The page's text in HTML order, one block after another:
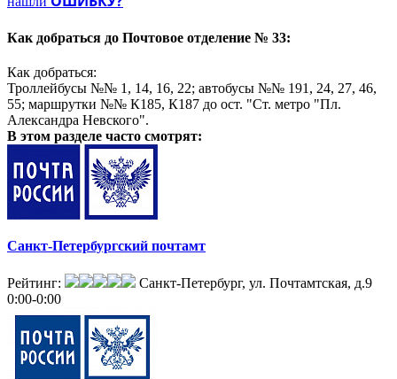
клиентов;
- размещение рекламы (рекламно-информационных
материалов в отделениях почтовой связи, наружной рекламы,
распространение печатной рекламы);
- директ-мейл.
Как добраться до Почтовое отделение № 33:
Как добраться:
Троллейбусы №№ 1, 14, 16, 22; автобусы №№ 191, 24, 27, 46,
55; маршрутки №№ К185, К187 до ост. "Ст. метро "Пл.
Александра Невского".
В этом разделе часто смотрят:
Санкт-Петербургский почтамт
Рейтинг:
Санкт-Петербург, ул. Почтамтская, д.9
0:00-0:00